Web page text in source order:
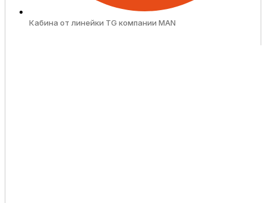
Кабина от линейки TG компании MAN